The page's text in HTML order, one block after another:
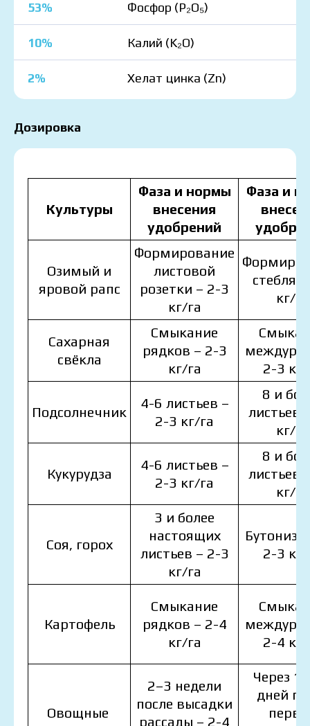
53% Фосфор (P₂O₅)
10% Калий (K₂O)
2% Хелат цинка (Zn)
Дозировка
Культуры
Фаза и нормы
внесения
удобрений
Фаза и
Озимый и
яровой рапс
Формирование
листовой
розетки – 2-3
кг/га
стебля
кг/га
Сахарная
свёкла
Смыкание
рядков – 2-3
кг/га
2-3 кг/
Подсолнечник
4-6 листьев –
2-3 кг/га
8 и
листьев
кг/га
Кукурудза
4-6 листьев –
2-3 кг/га
8 и
листьев
кг/га
Соя, горох
3 и более
настоящих
листьев – 2-3
кг/га
2-3 кг/
Картофель
Смыкание
рядков – 2-4
кг/га
2-4 кг/
Овощные
2–3 недели
после высадки
рассады – 2-4
Через
дней